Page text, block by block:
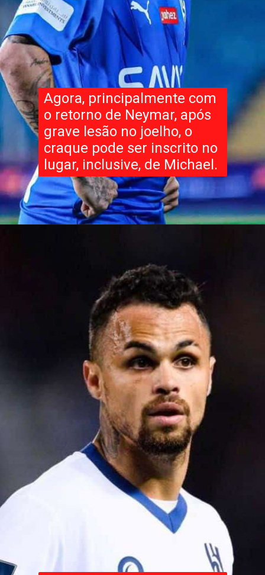
Agora, principalmente com
o retorno de Neymar, após
grave lesão no joelho, o
craque pode ser inscrito no
lugar, inclusive, de Michael.